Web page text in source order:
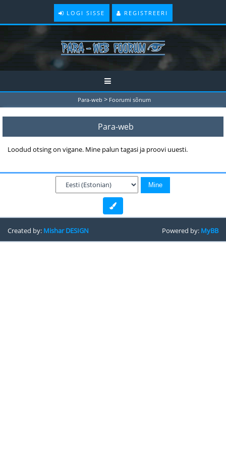
LOGI SISSE REGISTREERI
Para-web > Foorumi sõnum
Para-web
Loodud otsing on vigane. Mine palun tagasi ja proovi uuesti.
Created by: Mishar DESIGN Powered by: MyBB